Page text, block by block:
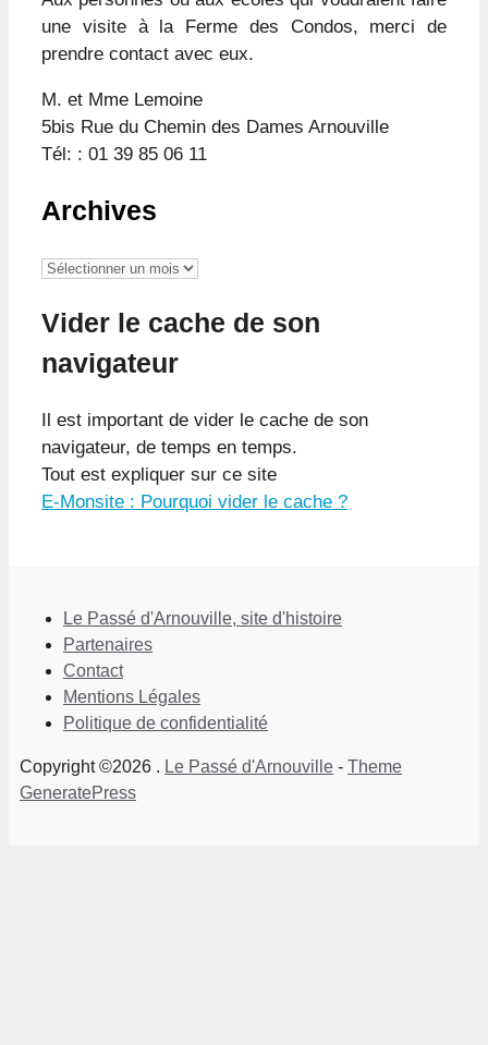
une visite à la Ferme des Condos, merci de
prendre contact avec eux.
M. et Mme Lemoine
5bis Rue du Chemin des Dames Arnouville
Tél: : 01 39 85 06 11
Archives
Archives
Vider le cache de son
navigateur
Il est important de vider le cache de son
navigateur, de temps en temps.
Tout est expliquer sur ce site
E-Monsite : Pourquoi vider le cache ?
Le Passé d'Arnouville, site d'histoire
Partenaires
Contact
Mentions Légales
Politique de confidentialité
Copyright ©2026 . Le Passé d'Arnouville - Theme
GeneratePress